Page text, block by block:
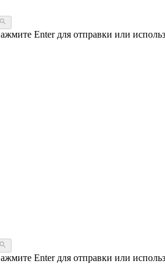
Enter для отправки или
Enter для отправки или